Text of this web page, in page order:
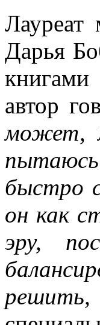
Дарья
автор
может,
быстро
он как
эру,
решить,